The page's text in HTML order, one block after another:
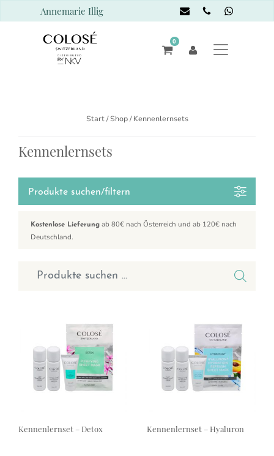
Annemarie Illig
0
Start/Shop/ Kennenlernsets
Kennenlernsets
Produkte suchen/filtern
Kostenlose Lieferung ab 80€ nach Österreich und ab 120€ nach
Deutschland.
Suchen nach:
Kennenlernset – Detox Kennenlernset – Hyaluron